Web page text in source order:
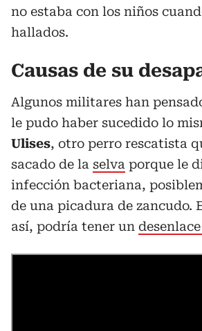
no estaba con los niños
hallados.
Causas de su
Algunos militares han
le pudo haber sucedido lo
Ulises, otro perro rescatista
sacado de la selva porque le
infección bacteriana,
de una picadura de zancudo.
así, podría tener un